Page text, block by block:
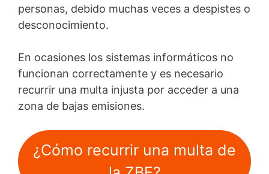
personas, debido muchas veces a despistes o
desconocimiento.
En ocasiones los sistemas informáticos no
funcionan correctamente y es necesario
recurrir una multa injusta por acceder a una
zona de bajas emisiones.
¿Cómo recurrir una multa de